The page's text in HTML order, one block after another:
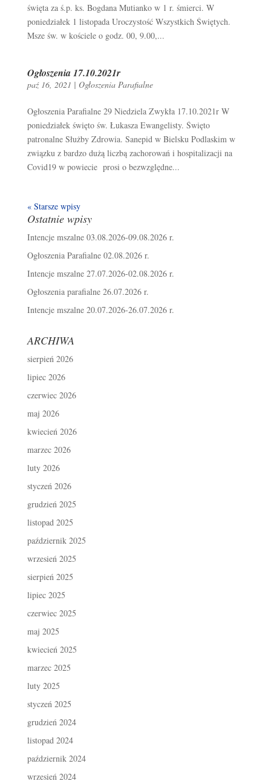
święta za ś.p. ks. Bogdana Mutianko w 1 r. śmierci. W
poniedziałek 1 listopada Uroczystość Wszystkich Świętych.
Msze św. w kościele o godz. 00, 9.00,...
Ogłoszenia 17.10.2021r
paź 16, 2021 | Ogłoszenia Parafialne
Ogłoszenia Parafialne 29 Niedziela Zwykła 17.10.2021r W
poniedziałek święto św. Łukasza Ewangelisty. Święto
patronalne Służby Zdrowia. Sanepid w Bielsku Podlaskim w
związku z bardzo dużą liczbą zachorowań i hospitalizacji na
Covid19 w powiecie prosi o bezwzględne...
« Starsze wpisy
Ostatnie wpisy
Intencje mszalne 03.08.2026-09.08.2026 r.
Ogłoszenia Parafialne 02.08.2026 r.
Intencje mszalne 27.07.2026-02.08.2026 r.
Ogłoszenia parafialne 26.07.2026 r.
Intencje mszalne 20.07.2026-26.07.2026 r.
ARCHIWA
sierpień 2026
lipiec 2026
czerwiec 2026
maj 2026
kwiecień 2026
marzec 2026
luty 2026
styczeń 2026
grudzień 2025
listopad 2025
październik 2025
wrzesień 2025
sierpień 2025
lipiec 2025
czerwiec 2025
maj 2025
kwiecień 2025
marzec 2025
luty 2025
styczeń 2025
grudzień 2024
listopad 2024
październik 2024
wrzesień 2024